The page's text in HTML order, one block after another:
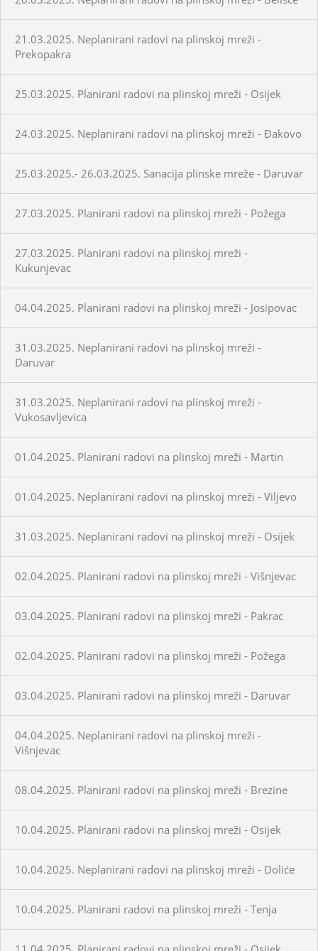
21.03.2025. Neplanirani radovi na plinskoj mreži -
Prekopakra
25.03.2025. Planirani radovi na plinskoj mreži - Osijek
24.03.2025. Neplanirani radovi na plinskoj mreži - Đakovo
25.03.2025.- 26.03.2025. Sanacija plinske mreže - Daruvar
27.03.2025. Planirani radovi na plinskoj mreži - Požega
27.03.2025. Planirani radovi na plinskoj mreži -
Kukunjevac
04.04.2025. Planirani radovi na plinskoj mreži - Josipovac
31.03.2025. Neplanirani radovi na plinskoj mreži -
Daruvar
31.03.2025. Neplanirani radovi na plinskoj mreži -
Vukosavljevica
01.04.2025. Planirani radovi na plinskoj mreži - Martin
01.04.2025. Neplanirani radovi na plinskoj mreži - Viljevo
31.03.2025. Neplanirani radovi na plinskoj mreži - Osijek
02.04.2025. Planirani radovi na plinskoj mreži - Višnjevac
03.04.2025. Planirani radovi na plinskoj mreži - Pakrac
02.04.2025. Planirani radovi na plinskoj mreži - Požega
03.04.2025. Planirani radovi na plinskoj mreži - Daruvar
04.04.2025. Neplanirani radovi na plinskoj mreži -
Višnjevac
08.04.2025. Planirani radovi na plinskoj mreži - Brezine
10.04.2025. Planirani radovi na plinskoj mreži - Osijek
10.04.2025. Neplanirani radovi na plinskoj mreži - Doliće
10.04.2025. Planirani radovi na plinskoj mreži - Tenja